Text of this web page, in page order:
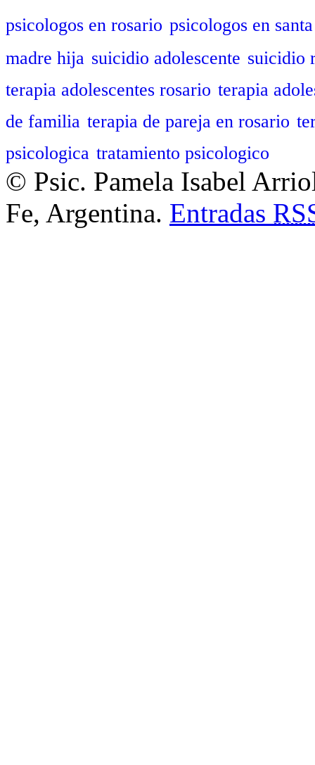
psicologos en rosario psicologos en
madre hija suicidio adolescente suicidio
terapia adolescentes rosario terapia
de familia terapia de pareja en rosario
psicologica tratamiento psicologico
© Psic. Pamela Isabel
Fe, Argentina. Entradas